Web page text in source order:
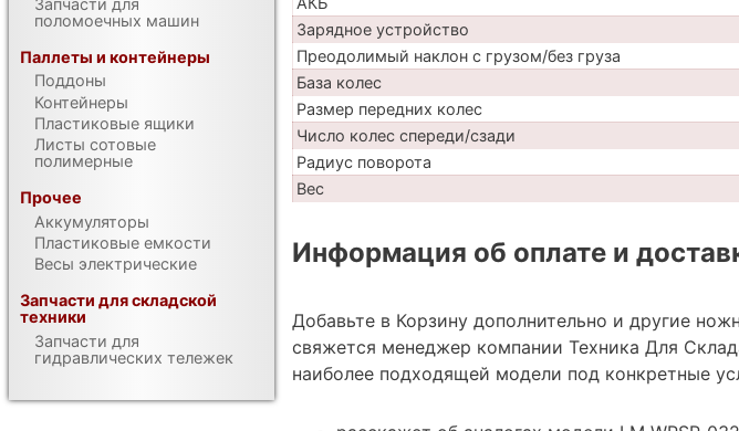
Зарядное устройство
Преодолимый наклон с грузом/без груза
База колес
Размер передних колес
Число колес спереди/сзади
Радиус поворота
Вес
Информация об оплате и
Добавьте в Корзину дополнительно и другие
свяжется менеджер компании Техника Для
наиболее подходящей модели под конкретные
поломоечных машин
Паллеты и контейнеры
Поддоны
Контейнеры
Пластиковые ящики
Листы сотовые
полимерные
Прочее
Аккумуляторы
Пластиковые емкости
Весы электрические
Запчасти для складской
техники
Запчасти для
гидравлических тележек